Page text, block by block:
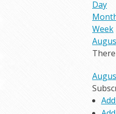
Day
Week